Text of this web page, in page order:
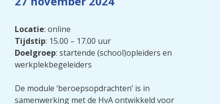
Locatie: online
Tijdstip: 15.00 – 17.00 uur
Doelgroep: startende (school)opleiders en
werkplekbegeleiders
De module ‘beroepsopdrachten’ is in
samenwerking met de HvA ontwikkeld voor